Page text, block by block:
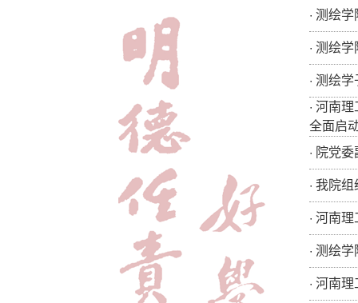
· 测绘学
· 测绘学
· 测绘学
· 河南理
全面启
· 院党
· 我院组
· 河南理
· 测绘学
· 河南理